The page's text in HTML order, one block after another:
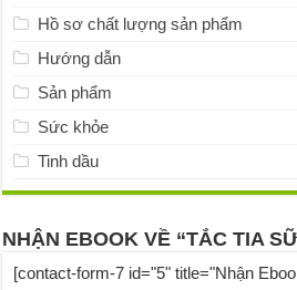
Hồ sơ chất lượng sản phẩm
Hướng dẫn
Sản phẩm
Sức khỏe
Tinh dầu
NHẬN EBOOK VỀ “TẮC TIA
[contact-form-7 id="5" title="Nhận